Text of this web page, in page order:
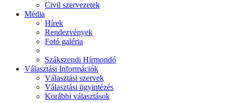
Civil szervezetek
Média
Hírek
Rendezvények
Fotó galéria
Szákszendi Hírmondó
Választási Információk
Választási szervek
Választási ügyintézés
Korábbi választások